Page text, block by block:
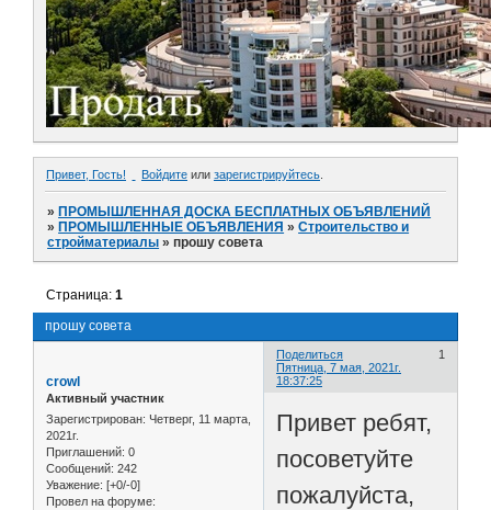
Привет, Гость! Войдите или зарегистрируйтесь
»ПРОМЫШЛЕННАЯ ДОСКА БЕСПЛАТНЫХ ОБЪЯВЛЕНИЙ
»ПРОМЫШЛЕННЫЕ ОБЪЯВЛЕНИЯ »Строительство и
стройматериалы »прошу совета
прошу совета
Страница:1
Поделиться
1
Пятница, 7 мая, 2021г.
18:37:25
crowl
Активный участник
Зарегистрирован: Четверг, 11 марта,
2021г.
Приглашений: 0
Сообщений: 242
Уважение: [+0/-0]
Провел на форуме:
Привет ребят,
посоветуйте
пожалуйста,